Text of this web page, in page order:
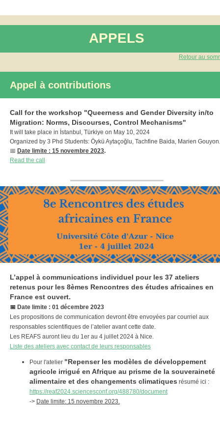
APPELS
Retour au
Appel à contributions
Call for the workshop "Queerness and Gender Diversity in/to
Migration: Norms, Discourses, Control Mechanisms"
It will take place in İstanbul, Türkiye on May 10, 2024
Organized by 3 Phd Students: Öykü Aytaçoğlu, Tachfine Baida, Marien Gouyon.
📅 Date limite : 15 novembre 2023.
Read the call
L’appel à communications individuel pour les 37 ateliers
retenus pour les 8èmes Rencontres des études africaines en
France est ouvert.
📅 Date limite : 01 décembre 2023
Les propositions de communication devront être envoyées par courriel aux
responsables scientifiques de l’atelier avant cette date.
Les REAFS auront lieu du 1er au 4 juillet 2024 à Nice.
Liste des ateliers avec contact de leurs responsables
Pour l'atelier "Repenser les modèles de développement
agricole irrigué en Afrique au prisme de la souveraineté
alimentaire et des changements climatiques résumé ici :
https://reaf2024.sciencesconf.org/488780/document
-> Date limite: 15 novembre 2023.